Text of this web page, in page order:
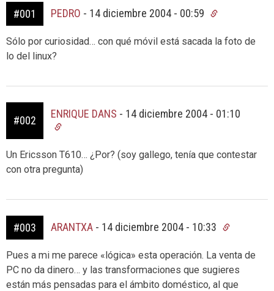
#001 PEDRO - 14 diciembre 2004 - 00:59
Sólo por curiosidad… con qué móvil está sacada la foto de
lo del linux?
#002
ENRIQUE DANS - 14 diciembre 2004 - 01:10
Un Ericsson T610… ¿Por? (soy gallego, tenía que contestar
con otra pregunta)
#003 ARANTXA - 14 diciembre 2004 - 10:33
Pues a mi me parece «lógica» esta operación. La venta de
PC no da dinero… y las transformaciones que sugieres
están más pensadas para el ámbito doméstico, al que